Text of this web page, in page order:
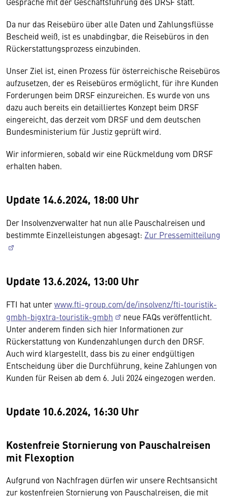
Da nur das Reisebüro über alle Daten und Zahlungsflüsse
Bescheid weiß, ist es unabdingbar, die Reisebüros in den
Rückerstattungsprozess einzubinden.
Unser Ziel ist, einen Prozess für österreichische Reisebüros
aufzusetzen, der es Reisebüros ermöglicht, für ihre Kunden
Forderungen beim DRSF einzureichen. Es wurde von uns
dazu auch bereits ein detailliertes Konzept beim DRSF
eingereicht, das derzeit vom DRSF und dem deutschen
Bundesministerium für Justiz geprüft wird.
Wir informieren, sobald wir eine Rückmeldung vom DRSF
erhalten haben.
Update 14.6.2024, 18:00 Uhr
Der Insolvenzverwalter hat nun alle Pauschalreisen und
bestimmte Einzelleistungen abgesagt: Zur Pressemitteilung
Update 13.6.2024, 13:00 Uhr
FTI hat unterwww.fti-group.com/de/insolvenz/fti-touristik-
gmbh-bigxtra-touristik-gmbh
neue FAQs veröffentlicht.
Unter anderem finden sich hier Informationen zur
Rückerstattung von Kundenzahlungen durch den DRSF.
Auch wird klargestellt, dass bis zu einer endgültigen
Entscheidung über die Durchführung, keine Zahlungen von
Kunden für Reisen ab dem 6. Juli 2024 eingezogen werden.
Update 10.6.2024, 16:30 Uhr
Kostenfreie Stornierung von Pauschalreisen
mit Flexoption
Aufgrund von Nachfragen dürfen wir unsere Rechtsansicht
zur kostenfreien Stornierung von Pauschalreisen, die mit